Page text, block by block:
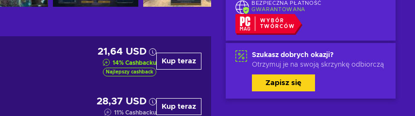
BEZPIECZNA PŁATNOŚĆ
GWARANTOWANA
WYBÓR
TWÓRCÓW
Szukasz dobrych okazji?
Otrzymuj je na swoją skrzynkę odbiorczą
Zapisz się
21,64 USD
14% Cashbacku
Najlepszy cashback
Kup teraz
28,37 USD
11% Cashbacku
Kup teraz